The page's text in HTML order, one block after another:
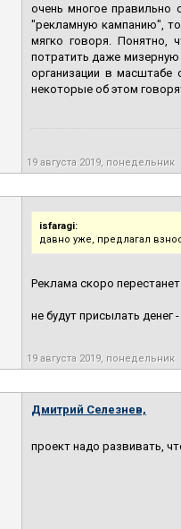
очень многое
"рекламную кампанию",
мягко говоря. Понятно,
потратить даже мизерную
организации в
некоторые об этом
19 августа 2019, понедельник
isfaragi:
давно уже, предлагал
Реклама скоро
не будут присылать денег
19 августа 2019, понедельник
Дмитрий Селезнев,
проект надо развивать,